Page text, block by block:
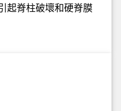
起脊柱破壞和硬脊膜